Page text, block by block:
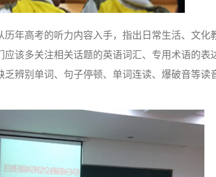
历年高考的听力内容入手，指出日常生活、文
应该多关注相关话题的英语词汇、专用术语的
乏辨别单词、句子停顿、单词连读、爆破音等